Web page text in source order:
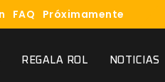
FAQ Próximamente
REGALA ROL NOTICIAS